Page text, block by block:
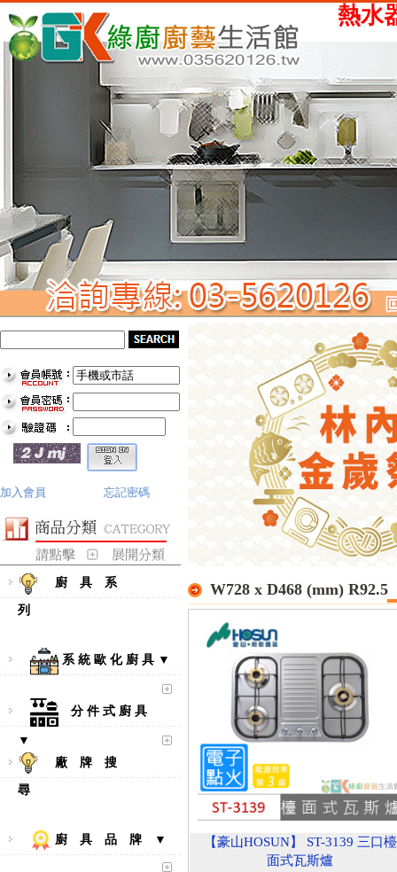
熱水器、瓦斯爐
加入會員 忘記密碼
廚 具 系
列
系 統 歐 化 廚 具 ▼
分 件 式 廚 具
▼
廠 牌 搜
尋
廚 具 品 牌 ▼
W728 x D468 (mm) R92.5
【豪山HOSUN】 ST-3139 三口檯
面式瓦斯爐